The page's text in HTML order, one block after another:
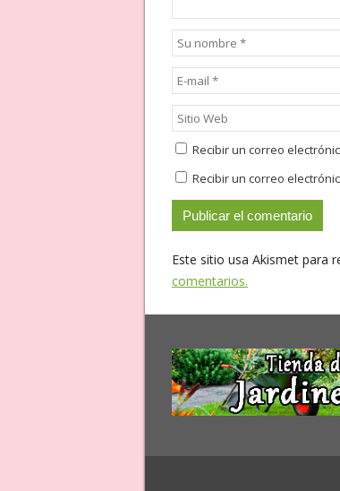
Recibir un correo
Recibir un correo
Este sitio usa Akismet para
comentarios.